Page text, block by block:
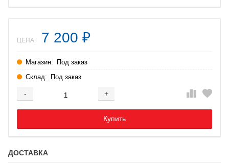
ЦЕНА: 7 200 ₽
Магазин:
Под заказ
Склад:
Под заказ
- +
Добавляется...
Купить
Добавлен
ДОСТАВКА